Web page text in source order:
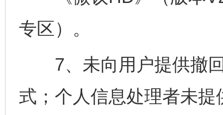
专区）。
7、未向用户提供撤回
式；个人信息处理者未